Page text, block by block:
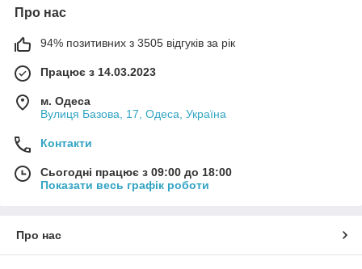
Про нас
94% позитивних з 3505 відгуків за рік
Працює з 14.03.2023
м. Одеса
Вулиця Базова, 17, Одеса, Україна
Контакти
Сьогодні працює з 09:00 до 18:00
Показати весь графік роботи
Про нас